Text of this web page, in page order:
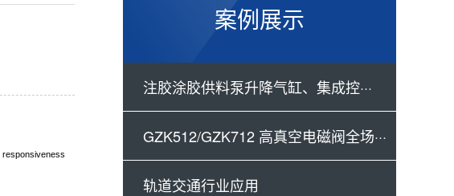
responsiveness
案例展示
注胶涂胶供料泵升降气缸、集成控···
GZK512/GZK712 高真空电磁阀全场···
轨道交通行业应用